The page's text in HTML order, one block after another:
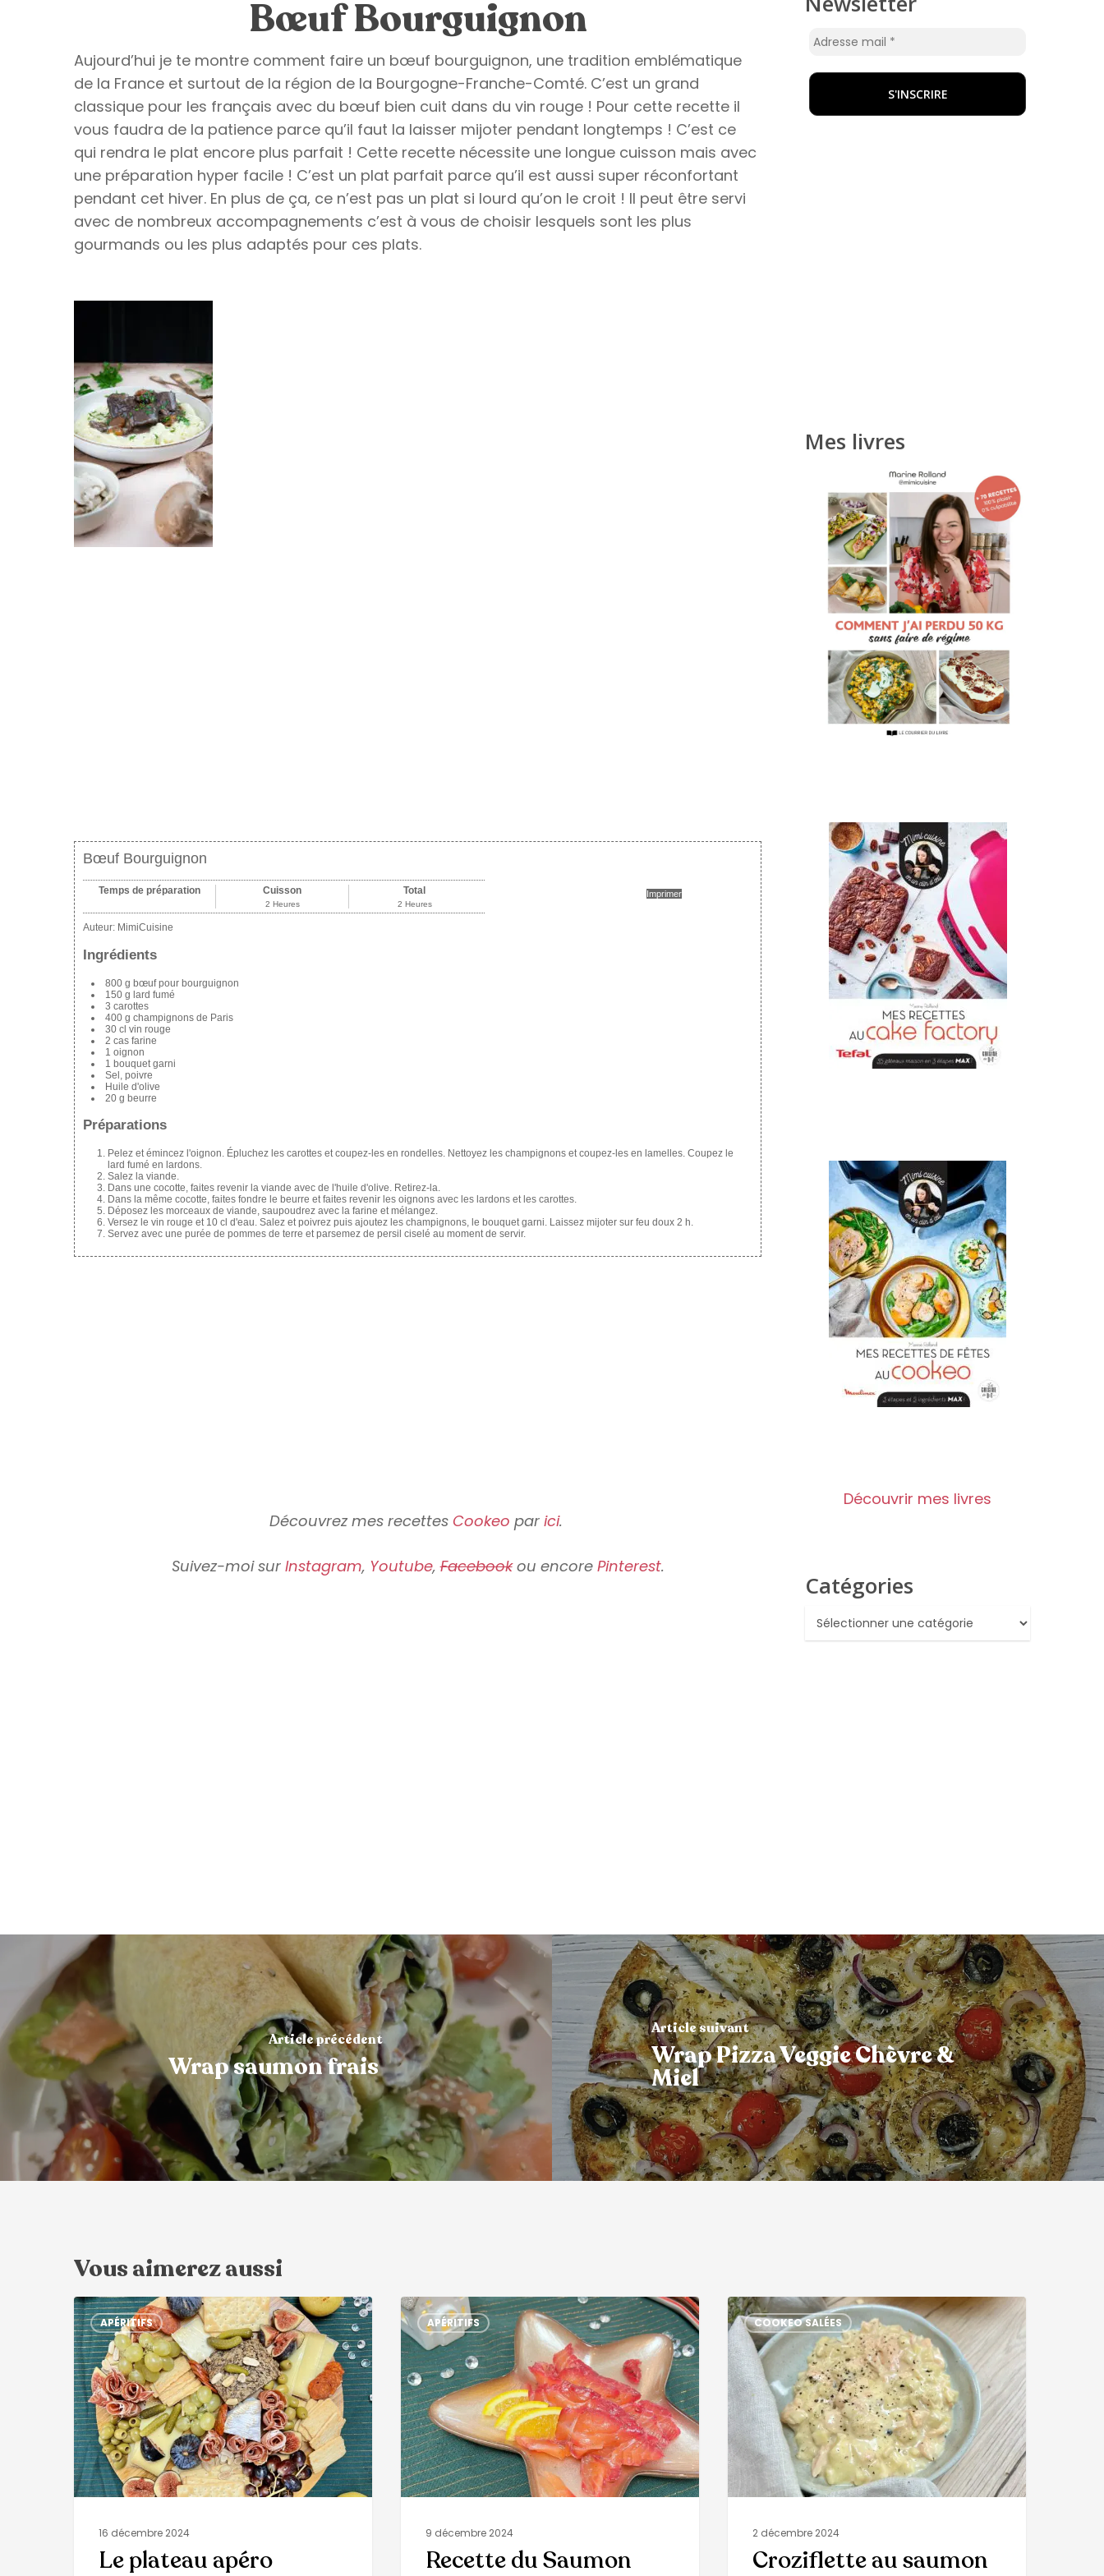
Bœuf Bourguignon
Aujourd’hui je te montre comment faire un bœuf bourguignon, une tradition emblématique
de la France et surtout de la région de la Bourgogne-Franche-Comté. C’est un grand
classique pour les français avec du bœuf bien cuit dans du vin rouge ! Pour cette recette il
vous faudra de la patience parce qu’il faut la laisser mijoter pendant longtemps ! C’est ce
qui rendra le plat encore plus parfait ! Cette recette nécessite une longue cuisson mais avec
une préparation hyper facile ! C’est un plat parfait parce qu’il est aussi super réconfortant
pendant cet hiver. En plus de ça, ce n’est pas un plat si lourd qu’on le croit ! Il peut être servi
avec de nombreux accompagnements c’est à vous de choisir lesquels sont les plus
gourmands ou les plus adaptés pour ces plats.
Bœuf Bourguignon
Imprimer
Temps de préparation Cuisson
2 Heures
Total
2 Heures
Auteur: MimiCuisine
Ingrédients
800 g bœuf pour bourguignon
150 g lard fumé
3 carottes
400 g champignons de Paris
30 cl vin rouge
2 cas farine
1 oignon
1 bouquet garni
Sel, poivre
Huile d'olive
20 g beurre
Préparations
Pelez et émincez l'oignon. Épluchez les carottes et coupez-les en rondelles. Nettoyez les champignons et coupez-les en lamelles. Coupez le
lard fumé en lardons.
Salez la viande.
Dans une cocotte, faites revenir la viande avec de l'huile d'olive. Retirez-la.
Dans la même cocotte, faites fondre le beurre et faites revenir les oignons avec les lardons et les carottes.
Déposez les morceaux de viande, saupoudrez avec la farine et mélangez.
Versez le vin rouge et 10 cl d'eau. Salez et poivrez puis ajoutez les champignons, le bouquet garni. Laissez mijoter sur feu doux 2 h.
Servez avec une purée de pommes de terre et parsemez de persil ciselé au moment de servir.
Découvrez mes recettes Cookeo par ici.
Suivez-moi sur Instagram, Youtube,Facebookou encore Pinterest.
Mes livres
Découvrir mes livres
Catégories
Catégories
Article précédent
Wrap saumon frais
Article suivant
Wrap Pizza Veggie Chèvre &
Miel
Vous aimerez aussi
APÉRITIFS
16 décembre 2024
Le plateau apéro
APÉRITIFS
9 décembre 2024
Recette du Saumon
COOKEO SALÉES
2 décembre 2024
Croziflette au saumon